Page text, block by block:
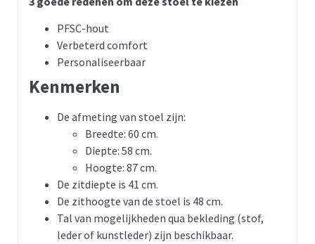
PFSC-hout
Verbeterd comfort
Personaliseerbaar
Kenmerken
De afmeting van stoel zijn:
Breedte: 60 cm.
Diepte: 58 cm.
Hoogte: 87 cm.
De zitdiepte is 41 cm.
De zithoogte van de stoel is 48 cm.
Tal van mogelijkheden qua bekleding (stof,
leder of kunstleder) zijn beschikbaar.